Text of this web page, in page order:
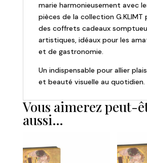
marie harmonieusement avec
pièces de la collection G.KLIMT
des coffrets cadeaux
artistiques, idéaux pour les
et de gastronomie.
Un indispensable pour allier
et beauté visuelle au quotidien.
Vous aimerez peut-
aussi…